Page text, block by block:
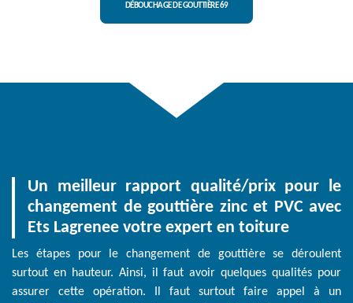
DÉBOUCHAGE DE GOUTTIÈRE 69
Un meilleur rapport qualité/prix pour le
changement de gouttière zinc et PVC avec
Ets Lagrenee votre expert en toiture
Les étapes pour le changement de gouttière se déroulent
surtout en hauteur. Ainsi, il faut avoir quelques qualités pour
assurer cette opération. Il faut surtout faire appel à un